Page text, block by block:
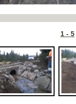
1 - 5